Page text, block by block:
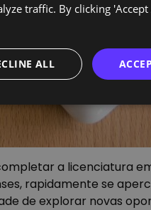
a licenciatura
rapidamente se
de explorar novas
traffic. By clicking
ALL